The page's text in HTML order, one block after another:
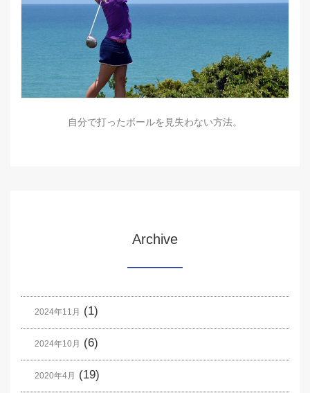
自分で打ったボールを見失わない方法。
Archive
2024年11月 (1)
2024年10月 (6)
2020年4月 (19)